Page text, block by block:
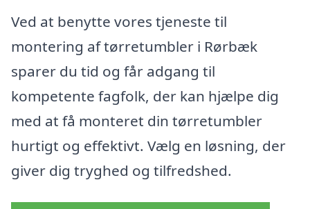
Ved at benytte vores tjeneste til
montering af tørretumbler i Rørbæk
sparer du tid og får adgang til
kompetente fagfolk, der kan hjælpe dig
med at få monteret din tørretumbler
hurtigt og effektivt. Vælg en løsning, der
giver dig tryghed og tilfredshed.